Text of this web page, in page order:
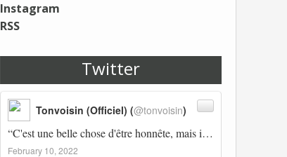
Instagram
RSS
Twitter
“C'est une belle chose d'être honnête, mais il est également important d'avoir raison.” Winston Churchill Réplico…
Tonvoisin (Officiel) (@tonvoisin)
February 10, 2022